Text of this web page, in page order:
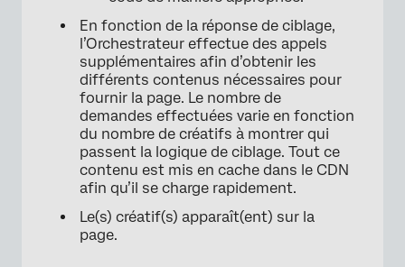
En fonction de la réponse de ciblage,
l’Orchestrateur effectue des appels
supplémentaires afin d’obtenir les
différents contenus nécessaires pour
fournir la page. Le nombre de
demandes effectuées varie en fonction
du nombre de créatifs à montrer qui
passent la logique de ciblage. Tout ce
contenu est mis en cache dans le CDN
afin qu’il se charge rapidement.
Le(s) créatif(s) apparaît(ent) sur la
page.